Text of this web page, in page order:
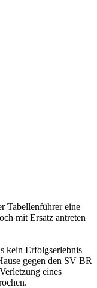
Tabellenführer eine
mit Ersatz antreten
kein Erfolgserlebnis
gegen den SV BR
eines